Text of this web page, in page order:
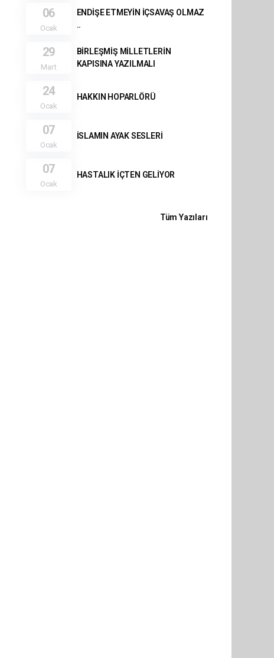
06
Ocak
ENDİŞE ETMEYİN İÇSAVAŞ OLMAZ
..
29
Mart
BİRLEŞMİŞ MİLLETLERİN
KAPISINA YAZILMALI
24
Ocak
07
Ocak
İSLAMIN AYAK SESLERİ
07
Ocak
HASTALIK İÇTEN GELİYOR
Tüm Yazıları